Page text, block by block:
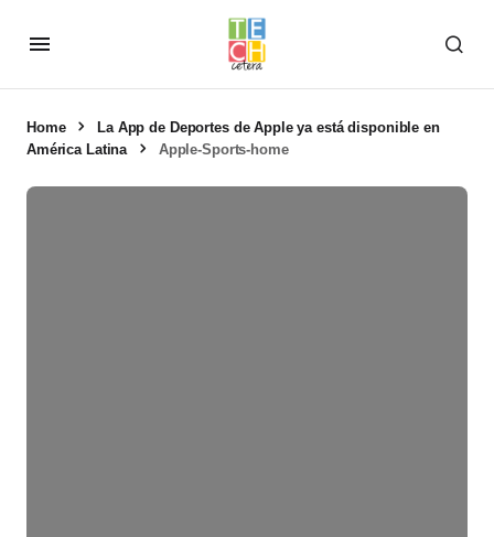
Home
La App de Deportes de Apple ya está disponible en
América Latina
Apple-Sports-home